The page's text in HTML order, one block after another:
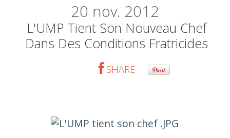
20 nov. 2012
L'UMP Tient Son Nouveau Chef
Dans Des Conditions Fratricides
SHARE